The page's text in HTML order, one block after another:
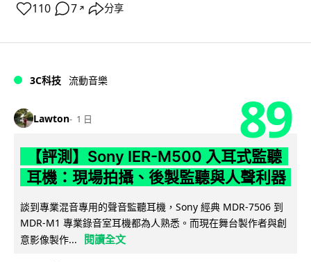
110 7 ↗ 分享
3C科技 流動音樂
Lawton 1 日 89
【評測】Sony IER-M500 入耳式監聽
耳機：現場拍攝、後製監聽與人聲利器
談到專業混音專用的聲音監聽耳機，Sony 經典 MDR-7506 到
MDR-M1 專業錄音室耳機都為人熟悉。而現在舞台製作者與創
意影像製作...
閱讀全文